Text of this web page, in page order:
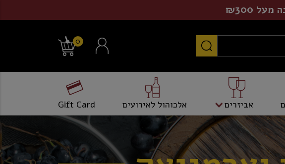
₪300
0
אביזרים אלכוהול לאירועים Gift Card